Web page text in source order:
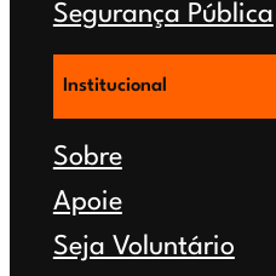
Segurança Pública
Institucional
Sobre
Apoie
Seja Voluntário